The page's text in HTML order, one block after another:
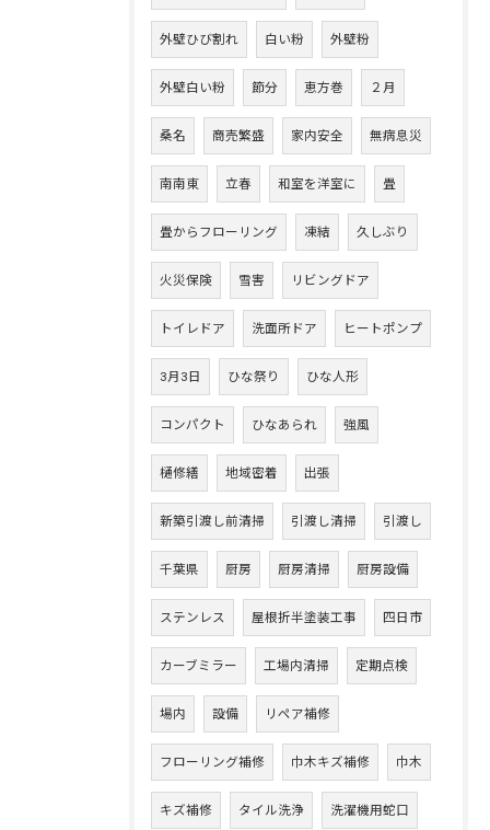
外壁ひび割れ 白い粉 外壁粉
外壁白い粉 節分 恵方巻 ２月
桑名 商売繁盛 家内安全 無病息災
南南東 立春 和室を洋室に 畳
畳からフローリング 凍結 久しぶり
火災保険 雪害 リビングドア
トイレドア 洗面所ドア ヒートポンプ
3月3日 ひな祭り ひな人形
コンパクト ひなあられ 強風
樋修繕 地域密着 出張
新築引渡し前清掃 引渡し清掃 引渡し
千葉県 厨房 厨房清掃 厨房設備
ステンレス 屋根折半塗装工事 四日市
カーブミラー 工場内清掃 定期点検
場内 設備 リペア補修
フローリング補修 巾木キズ補修 巾木
キズ補修 タイル洗浄 洗濯機用蛇口